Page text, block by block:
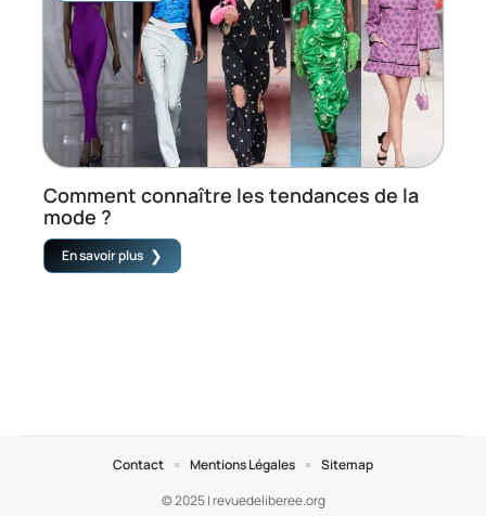
Comment connaître les tendances de la
mode ?
En savoir plus
© 2025 | revuedeliberee.org
Contact Mentions Légales Sitemap